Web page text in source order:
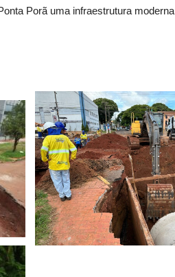
Porã uma infraestrutura